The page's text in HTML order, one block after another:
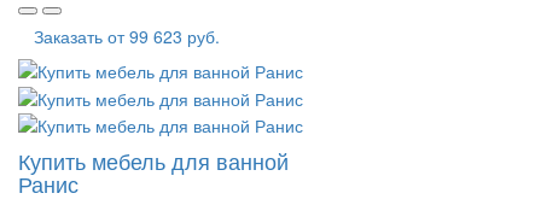
Заказать от99 623 руб.
Купить мебель для ванной
Ранис